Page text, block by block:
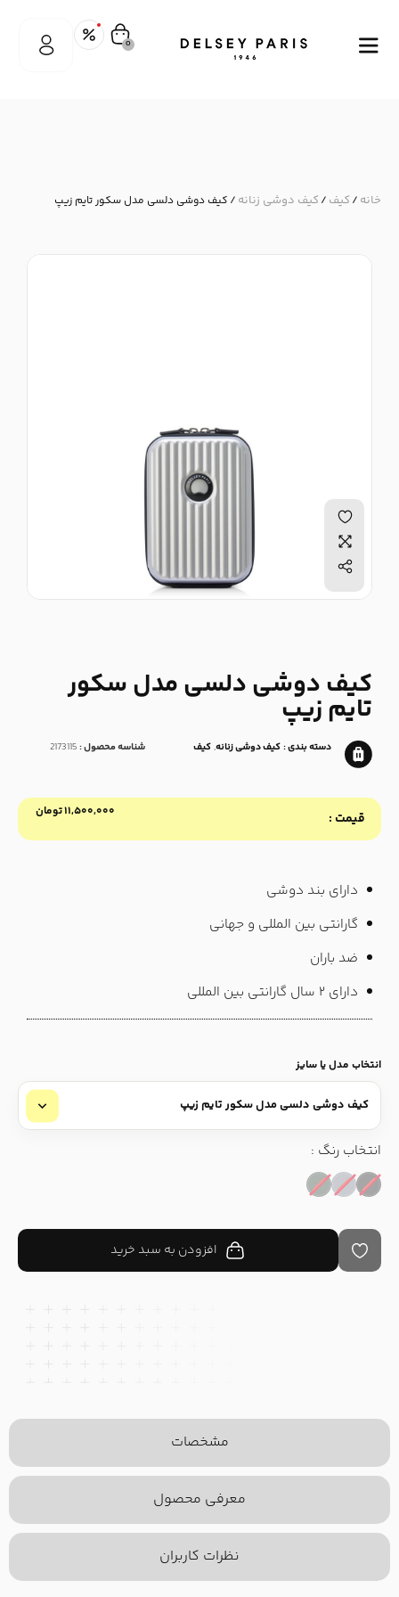
0
خانه / کیف / کیف دوشی زنانه / کیف دوشی دلسی مدل سکور تایم زیپ
کیف دوشی دلسی مدل سکور
تایم زیپ
دسته بندی :کیف دوشی زنانه,کیف شناسه محصول :2173115
قیمت : ۱۱,۵۰۰,۰۰۰تومان
دارای بند دوشی
گارانتی بین المللی و جهانی
ضد باران
دارای ۲ سال گارانتی بین المللی
انتخاب مدل یا سایز
انتخاب رنگ :
افزودن به سبد خرید
مشخصات
معرفی محصول
نظرات کاربران